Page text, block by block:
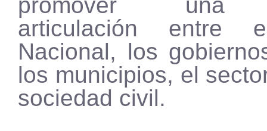
articulación entre
Nacional, los
los municipios, el
sociedad civil.